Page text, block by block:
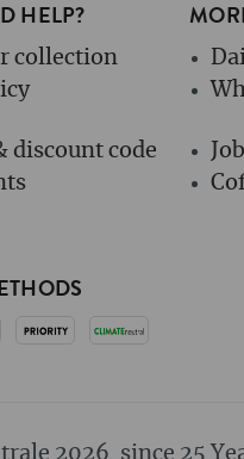
HELP?
collection
discount code